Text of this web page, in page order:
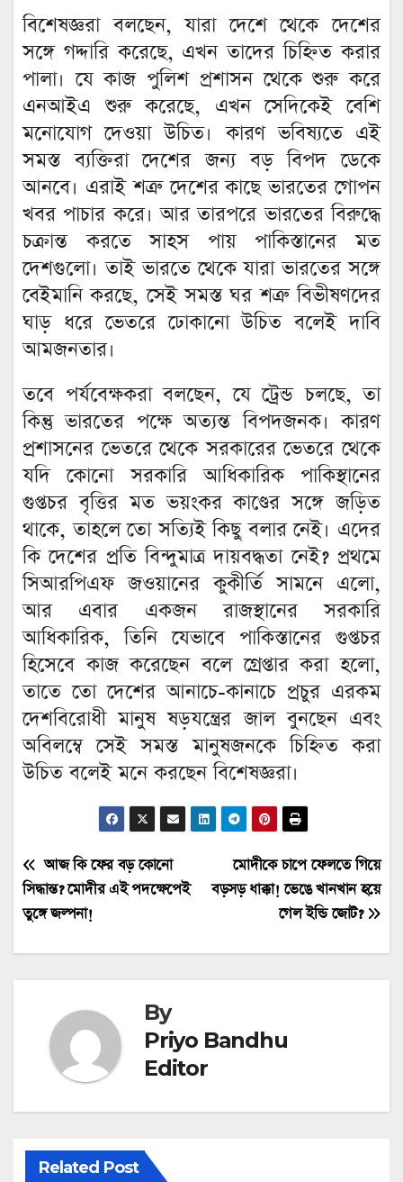
বিশেষজ্ঞরা বলছেন, যারা দেশে থেকে দেশের
সঙ্গে গদ্দারি করেছে, এখন তাদের চিহ্নিত করার
পালা। যে কাজ পুলিশ প্রশাসন থেকে শুরু করে
এনআইএ শুরু করেছে, এখন সেদিকেই বেশি
মনোযোগ দেওয়া উচিত। কারণ ভবিষ্যতে এই
সমস্ত ব্যক্তিরা দেশের জন্য বড় বিপদ ডেকে
আনবে। এরাই শত্রু দেশের কাছে ভারতের গোপন
খবর পাচার করে। আর তারপরে ভারতের বিরুদ্ধে
চক্রান্ত করতে সাহস পায় পাকিস্তানের মত
দেশগুলো। তাই ভারতে থেকে যারা ভারতের সঙ্গে
বেইমানি করছে, সেই সমস্ত ঘর শত্রু বিভীষণদের
ঘাড় ধরে ভেতরে ঢোকানো উচিত বলেই দাবি
আমজনতার।
তবে পর্যবেক্ষকরা বলছেন, যে ট্রেন্ড চলছে, তা
কিন্তু ভারতের পক্ষে অত্যন্ত বিপদজনক। কারণ
প্রশাসনের ভেতরে থেকে সরকারের ভেতরে থেকে
যদি কোনো সরকারি আধিকারিক পাকিস্থানের
গুপ্তচর বৃত্তির মত ভয়ংকর কাণ্ডের সঙ্গে জড়িত
থাকে, তাহলে তো সত্যিই কিছু বলার নেই। এদের
কি দেশের প্রতি বিন্দুমাত্র দায়বদ্ধতা নেই? প্রথমে
সিআরপিএফ জওয়ানের কুকীর্তি সামনে এলো,
আর এবার একজন রাজস্থানের সরকারি
আধিকারিক, তিনি যেভাবে পাকিস্তানের গুপ্তচর
হিসেবে কাজ করেছেন বলে গ্রেপ্তার করা হলো,
তাতে তো দেশের আনাচে-কানাচে প্রচুর এরকম
দেশবিরোধী মানুষ ষড়যন্ত্রের জাল বুনছেন এবং
অবিলম্বে সেই সমস্ত মানুষজনকে চিহ্নিত করা
উচিত বলেই মনে করছেন বিশেষজ্ঞরা।
Post
navigation
মোদীকে চাপে ফেলতে গিয়ে
বড়সড় ধাক্কা! ভেঙে খানখান হয়ে
গেল ইন্ডি জোট?
আজ কি ফের বড় কোনো
সিদ্ধান্ত? মোদীর এই পদক্ষেপেই
তুঙ্গে জল্পনা!
By
Priyo Bandhu
Editor
Related Post